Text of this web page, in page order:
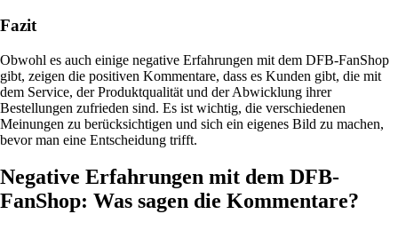
Fazit
Obwohl es auch einige negative Erfahrungen mit dem DFB-FanShop
gibt, zeigen die positiven Kommentare, dass es Kunden gibt, die mit
dem Service, der Produktqualität und der Abwicklung ihrer
Bestellungen zufrieden sind. Es ist wichtig, die verschiedenen
Meinungen zu berücksichtigen und sich ein eigenes Bild zu machen,
bevor man eine Entscheidung trifft.
Negative Erfahrungen mit dem DFB-
FanShop: Was sagen die Kommentare?